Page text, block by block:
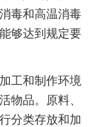
毒和高温消毒
够达到规定要
工和制作环境
物品。原料、
分类存放和加